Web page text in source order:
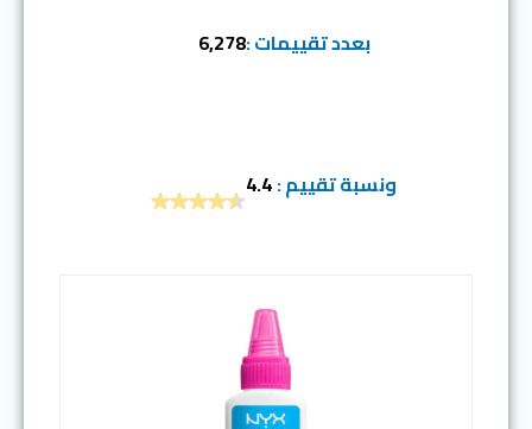
بعدد تقييمات :6,278
ونسبة تقييم :4.4